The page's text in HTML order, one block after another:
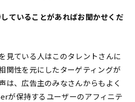
していることがあればお聞かせくだ
見ている人はこのタレントさんに
関性を元にしたターゲティングが
、広告主のみなさんからもよく
が保持するユーザーのアフィニテ